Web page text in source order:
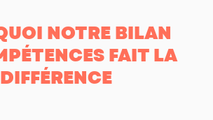
NOTRE BILAN
FAIT LA
DIFFÉRENCE